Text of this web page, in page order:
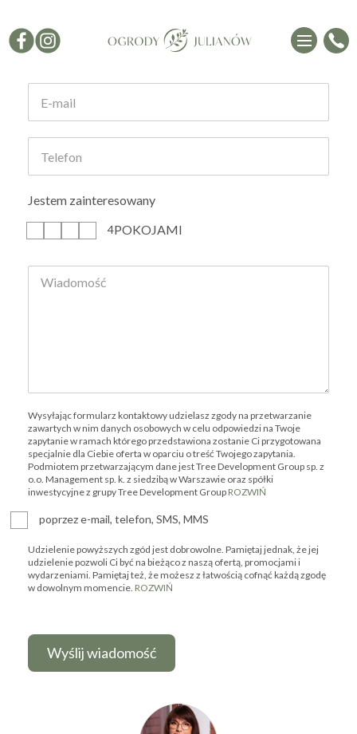
Jestem zainteresowany
4POKOJAMI
Wysyłając formularz kontaktowy udzielasz zgody na przetwarzanie
zawartych w nim danych osobowych w celu odpowiedzi na Twoje
zapytanie w ramach którego przedstawiona zostanie Ci przygotowana
specjalnie dla Ciebie oferta w oparciu o treść Twojego zapytania.
Podmiotem przetwarzającym dane jest Tree Development Group sp. z
o.o. Management sp. k. z siedzibą w Warszawie oraz spółki
inwestycyjne z grupy Tree Development Group ROZWIŃ
poprzez e-mail, telefon, SMS, MMS
Udzielenie powyższych zgód jest dobrowolne. Pamiętaj jednak, że jej
udzielenie pozwoli Ci być na bieżąco z naszą ofertą, promocjami i
wydarzeniami. Pamiętaj też, że możesz z łatwością cofnąć każdą zgodę
w dowolnym momencie. ROZWIŃ